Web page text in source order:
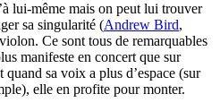
lui-même mais on peut lui trouver
sa singularité (Andrew Bird,
Ce sont tous de remarquables
manifeste en concert que sur
quand sa voix a plus d’espace (sur
elle en profite pour monter.